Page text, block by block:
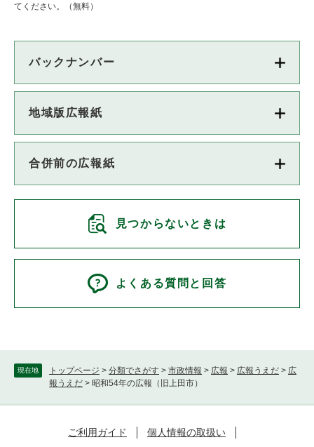
現在地 トップページ > 分類でさがす > 市政情報 > 広報 > 広報うえだ > 広
報うえだ > 昭和54年の広報（旧上田市）
てください。（無料）
バックナンバー
地域版広報紙
合併前の広報紙
見つからないときは
よくある質問と回答
ご利用ガイド
個人情報の取扱い